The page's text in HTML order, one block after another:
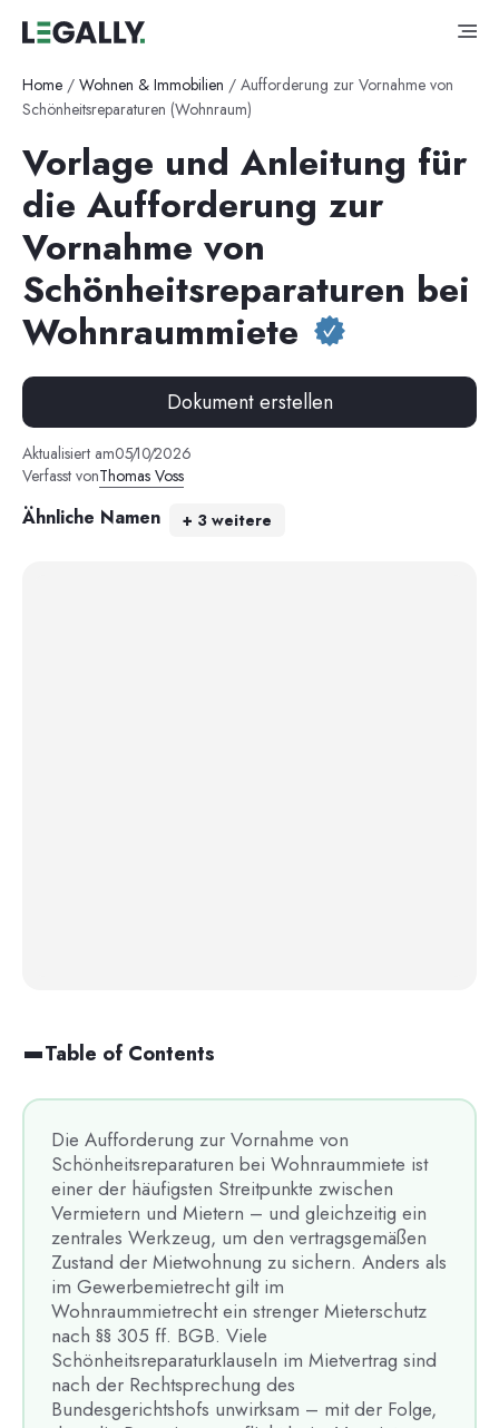
Home / Wohnen & Immobilien / Aufforderung zur Vornahme von
Schönheitsreparaturen (Wohnraum)
Vorlage und Anleitung für
die Aufforderung zur
Vornahme von
Schönheitsreparaturen bei
Wohnraummiete
Dokument erstellen
Aktualisiert am05/10/2026
Verfasst vonThomas Voss
Ähnliche Namen + 3 weitere
Die Aufforderung zur Vornahme von
Schönheitsreparaturen bei Wohnraummiete ist
einer der häufigsten Streitpunkte zwischen
Vermietern und Mietern – und gleichzeitig ein
zentrales Werkzeug, um den vertragsgemäßen
Zustand der Mietwohnung zu sichern. Anders als
im Gewerbemietrecht gilt im
Wohnraummietrecht ein strenger Mieterschutz
nach §§ 305 ff. BGB. Viele
Schönheitsreparaturklauseln im Mietvertrag sind
nach der Rechtsprechung des
Bundesgerichtshofs unwirksam – mit der Folge,
Table of Contents